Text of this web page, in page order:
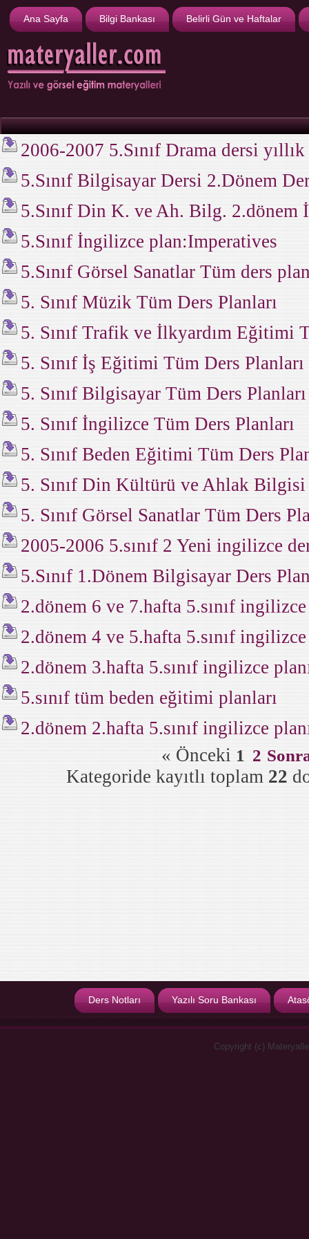
Ana Sayfa Bilgi Bankası Belirli Gün ve Haftalar
2006-2007 5.Sınıf Drama dersi
5.Sınıf Bilgisayar Dersi 2.Dönem
5.Sınıf Din K. ve Ah. Bilg. 2.dönem
5.Sınıf İngilizce plan:Imperatives
5.Sınıf Görsel Sanatlar Tüm ders
5. Sınıf Müzik Tüm Ders Planları
5. Sınıf Trafik ve İlkyardım Eğitimi
5. Sınıf İş Eğitimi Tüm Ders Planları
5. Sınıf Bilgisayar Tüm Ders Planları
5. Sınıf İngilizce Tüm Ders Planları
5. Sınıf Beden Eğitimi Tüm Ders
5. Sınıf Din Kültürü ve Ahlak Bilgisi
5. Sınıf Görsel Sanatlar Tüm Ders
2005-2006 5.sınıf 2 Yeni ingilizce
5.Sınıf 1.Dönem Bilgisayar Ders
2.dönem 6 ve 7.hafta 5.sınıf
2.dönem 4 ve 5.hafta 5.sınıf
2.dönem 3.hafta 5.sınıf ingilizce
5.sınıf tüm beden eğitimi planları
2.dönem 2.hafta 5.sınıf ingilizce
« Önceki 1 2
Kategoride kayıtlı toplam22
Ders Notları Yazılı Soru Bankası
Copyright (c)